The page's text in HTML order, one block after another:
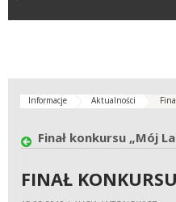
Informacje Aktualności
Finał konkursu „Mój
FINAŁ